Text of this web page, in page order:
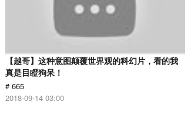
【越哥】这种意图颠覆世界观的科幻片，看的我
真是目瞪狗呆！
# 665
2018-09-14 03:00